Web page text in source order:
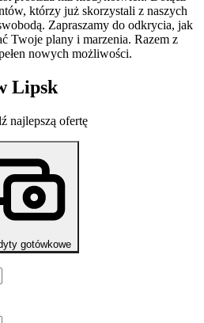
którzy już skorzystali z naszych
Zapraszamy do odkrycia, jak
Twoje plany i marzenia. Razem z
nowych możliwości.
Lipsk
najlepszą ofertę
gotówkowe